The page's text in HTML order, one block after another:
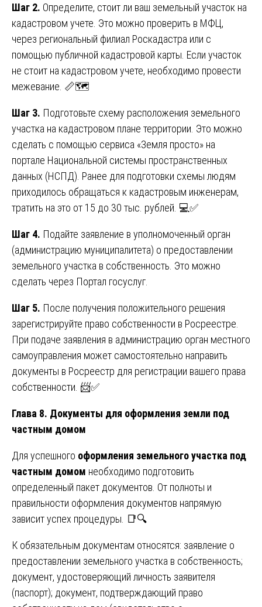
Шаг 2. Определите, стоит ли ваш земельный участок на
кадастровом учете. Это можно проверить в МФЦ,
через региональный филиал Роскадастра или с
помощью публичной кадастровой карты. Если участок
не стоит на кадастровом учете, необходимо провести
межевание. 📏🗺️
Шаг 3. Подготовьте схему расположения земельного
участка на кадастровом плане территории. Это можно
сделать с помощью сервиса «Земля просто» на
портале Национальной системы пространственных
данных (НСПД). Ранее для подготовки схемы людям
приходилось обращаться к кадастровым инженерам,
тратить на это от 15 до 30 тыс. рублей. 💻✅
Шаг 4. Подайте заявление в уполномоченный орган
(администрацию муниципалитета) о предоставлении
земельного участка в собственность. Это можно
сделать через Портал госуслуг.
Шаг 5. После получения положительного решения
зарегистрируйте право собственности в Росреестре.
При подаче заявления в администрацию орган местного
самоуправления может самостоятельно направить
документы в Росреестр для регистрации вашего права
собственности. 📨✅
Глава 8. Документы для оформления земли под
частным домом
Для успешного оформления земельного участка под
частным домом необходимо подготовить
определенный пакет документов. От полноты и
правильности оформления документов напрямую
зависит успех процедуры. 📑🔍
К обязательным документам относятся: заявление о
предоставлении земельного участка в собственность;
документ, удостоверяющий личность заявителя
(паспорт); документ, подтверждающий право